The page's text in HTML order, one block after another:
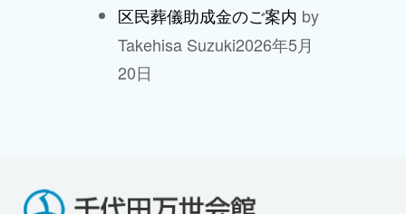
区民葬儀助成金のご案内 by
Takehisa Suzuki2026年5月
20日